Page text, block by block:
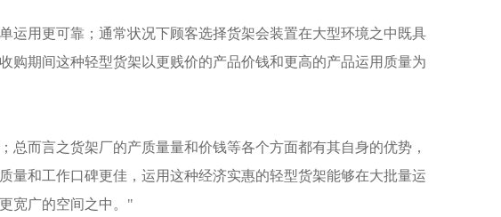
用更可靠；通常状况下顾客选择货架会装置在大型环境之中既具
购期间这种轻型货架以更贱价的产品价钱和更高的产品运用质量为
而言之货架厂的产质量量和价钱等各个方面都有其自身的优势，
量和工作口碑更佳，运用这种经济实惠的轻型货架能够在大批量运
宽广的空间之中。"